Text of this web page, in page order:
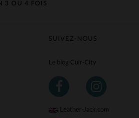
3 OU 4 FOIS
SUIVEZ-NOUS
Le blog Cuir-City
Leather-Jack.com